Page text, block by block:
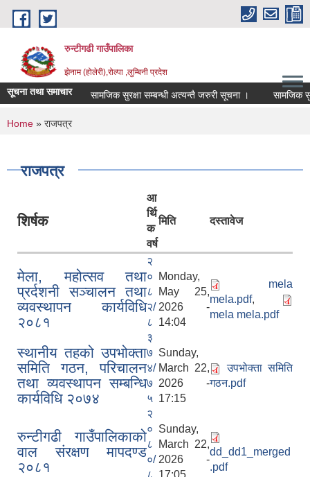
Skip to main content
रुन्टीगढी गाउँपालिका
झेनाम (होलेरी),रोल्पा ,लुम्बिनी प्रदेश
सूचना तथा समाचार सामजिक सुरक्षा सम्बन्धी अत्यन्तै जरुरी सूचना । सामजिक
You are here
Home » राजपत्र
राजपत्र
शिर्षक
आ
र्थि
क
वर्ष
मिति दस्तावेज
मेला, महोत्सव तथा
प्रर्दशनी सञ्चालन तथा
व्यवस्थापन कार्यविधि
२०८१
२
०
८
२/
८
३
Monday,
May 25,
2026 -
14:04
mela
mela.pdf,
mela mela.pdf
स्थानीय तहको उपभोक्ता
समिति गठन, परिचालन
तथा व्यवस्थापन सम्बन्धि
कार्यविधि २०७४
७
४/
७
५
Sunday,
March 22,
2026 -
17:15
उपभोक्ता समिति
गठन.pdf
रुन्टीगढी गाउँपालिकाको
वाल संरक्षण मापदण्ड
२०८१
२
०
८
०/
Sunday,
March 22,
2026 -
dd_dd1_merged
.pdf